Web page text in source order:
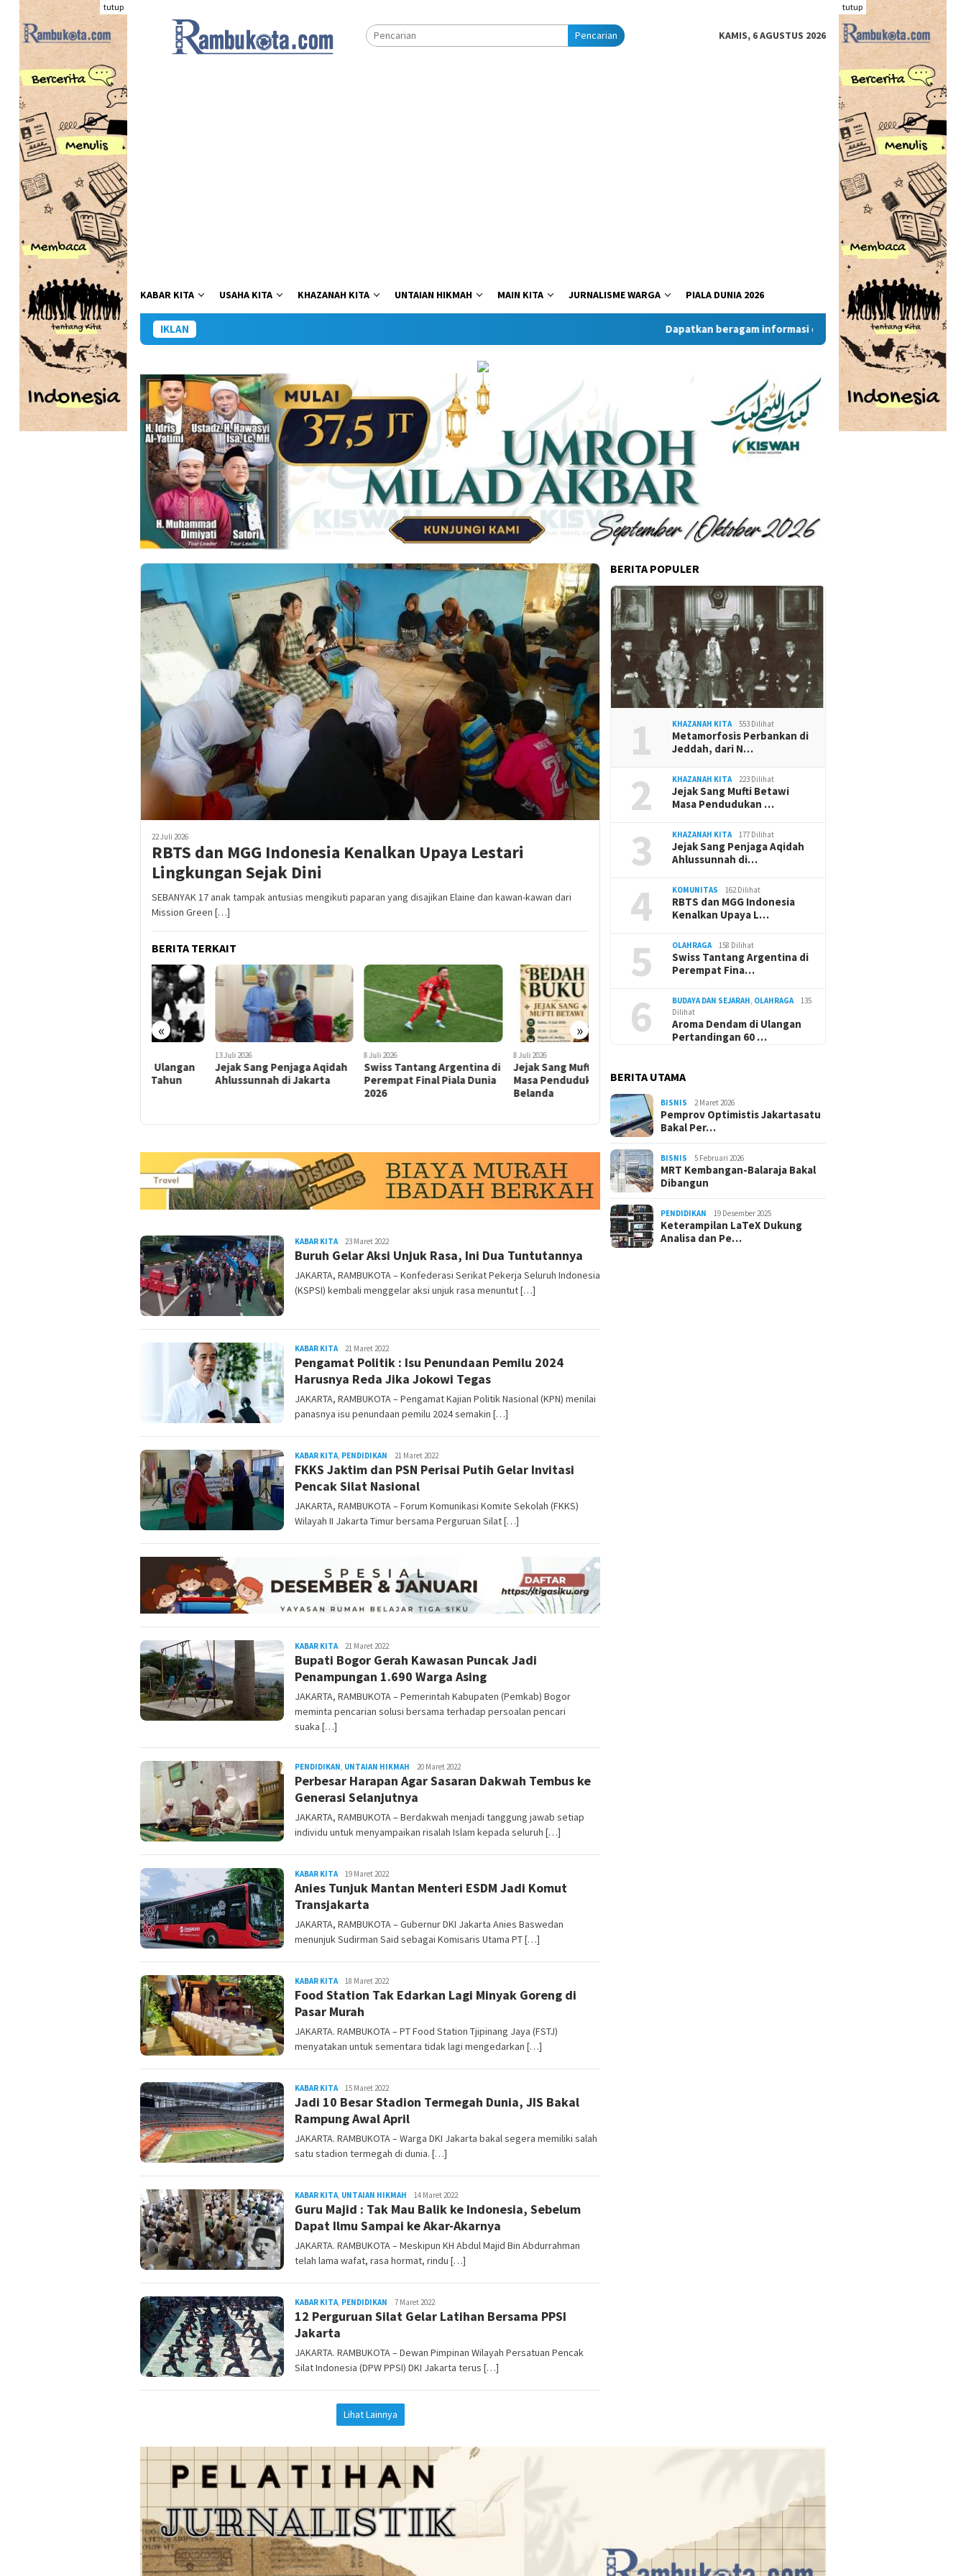
Loncat
konten
tutup tutup
Pencarian KAMIS, 6 AGUSTUS 2026
KABAR KITA USAHA KITA KHAZANAH KITA UNTAIAN HIKMAH MAIN KITA JURNALISME WARGA PIALA DUNIA 2026
IKLAN Dapatkan beragam informasi dan berita menarik dari situs
22 Juli 2026
RBTS dan MGG Indonesia Kenalkan Upaya Lestari
Lingkungan Sejak Dini
SEBANYAK 17 anak tampak antusias mengikuti paparan yang disajikan Elaine dan kawan-kawan dari
Mission Green […]
BERITA TERKAIT
« »
Jejak Sang Penjaga Aqidah
Ahlussunnah di Jakarta
Swiss Tantang Argentina di
Perempat Final Piala Dunia
Jejak Sang Mufti Betawi
Masa Pendudukan Kolonial
Jeddah, dari NHM hingga
Islamic Development Bank
(2-Akhir)
RAMBU
KOTA
KABAR KITAadmin
23 Maret 2022
Buruh Gelar Aksi Unjuk Rasa, Ini Dua Tuntutannya
JAKARTA, RAMBUKOTA – Konfederasi Serikat Pekerja Seluruh Indonesia
(KSPSI) kembali menggelar aksi unjuk rasa menuntut […]
KABAR KITAadmin
21 Maret 2022
Pengamat Politik : Isu Penundaan Pemilu 2024
Harusnya Reda Jika Jokowi Tegas
JAKARTA, RAMBUKOTA – Pengamat Kajian Politik Nasional (KPN) menilai
panasnya isu penundaan pemilu 2024 semakin […]
KABAR KITA, PENDIDIKAN admin
21 Maret 2022
FKKS Jaktim dan PSN Perisai Putih Gelar Invitasi
Pencak Silat Nasional
JAKARTA, RAMBUKOTA – Forum Komunikasi Komite Sekolah (FKKS)
Wilayah II Jakarta Timur bersama Perguruan Silat […]
KABAR KITAadmin
21 Maret 2022
Bupati Bogor Gerah Kawasan Puncak Jadi
Penampungan 1.690 Warga Asing
JAKARTA, RAMBUKOTA – Pemerintah Kabupaten (Pemkab) Bogor
meminta pencarian solusi bersama terhadap persoalan pencari
suaka […]
PENDIDIKAN, UNTAIAN HIKMAH admin
20 Maret 2022
Perbesar Harapan Agar Sasaran Dakwah Tembus ke
Generasi Selanjutnya
JAKARTA, RAMBUKOTA – Berdakwah menjadi tanggung jawab setiap
individu untuk menyampaikan risalah Islam kepada seluruh […]
KABAR KITAadmin
19 Maret 2022
Anies Tunjuk Mantan Menteri ESDM Jadi Komut
Transjakarta
JAKARTA, RAMBUKOTA – Gubernur DKI Jakarta Anies Baswedan
menunjuk Sudirman Said sebagai Komisaris Utama PT […]
KABAR KITAadmin
18 Maret 2022
Food Station Tak Edarkan Lagi Minyak Goreng di
Pasar Murah
JAKARTA. RAMBUKOTA – PT Food Station Tjipinang Jaya (FSTJ)
menyatakan untuk sementara tidak lagi mengedarkan […]
KABAR KITAadmin
15 Maret 2022
Jadi 10 Besar Stadion Termegah Dunia, JIS Bakal
Rampung Awal April
JAKARTA. RAMBUKOTA – Warga DKI Jakarta bakal segera memiliki salah
satu stadion termegah di dunia. […]
KABAR KITA, UNTAIAN HIKMAH admin
14 Maret 2022
Guru Majid : Tak Mau Balik ke Indonesia, Sebelum
Dapat Ilmu Sampai ke Akar-Akarnya
JAKARTA. RAMBUKOTA – Meskipun KH Abdul Majid Bin Abdurrahman
telah lama wafat, rasa hormat, rindu […]
KABAR KITA, PENDIDIKAN admin
7 Maret 2022
12 Perguruan Silat Gelar Latihan Bersama PPSI
Jakarta
JAKARTA. RAMBUKOTA – Dewan Pimpinan Wilayah Persatuan Pencak
Silat Indonesia (DPW PPSI) DKI Jakarta terus […]
Lihat Lainnya
BERITA POPULER
1 KHAZANAH KITA 553 Dilihat
Metamorfosis Perbankan di
Jeddah, dari N…
2 KHAZANAH KITA 223 Dilihat
Jejak Sang Mufti Betawi
Masa Pendudukan …
3 KHAZANAH KITA 177 Dilihat
Jejak Sang Penjaga Aqidah
Ahlussunnah di…
4 KOMUNITAS 162 Dilihat
RBTS dan MGG Indonesia
Kenalkan Upaya L…
5 OLAHRAGA 158 Dilihat
Swiss Tantang Argentina di
Perempat Fina…
6 BUDAYA DAN SEJARAH OLAHRAGA
135
Dilihat
Aroma Dendam di Ulangan
Pertandingan 60 …
BERITA UTAMA
BISNIS 2 Maret 2026
Pemprov Optimistis Jakartasatu
Bakal Per…
BISNIS 5 Februari 2026
MRT Kembangan-Balaraja Bakal
Dibangun
PENDIDIKAN 19 Desember 2025
Keterampilan LaTeX Dukung
Analisa dan Pe…